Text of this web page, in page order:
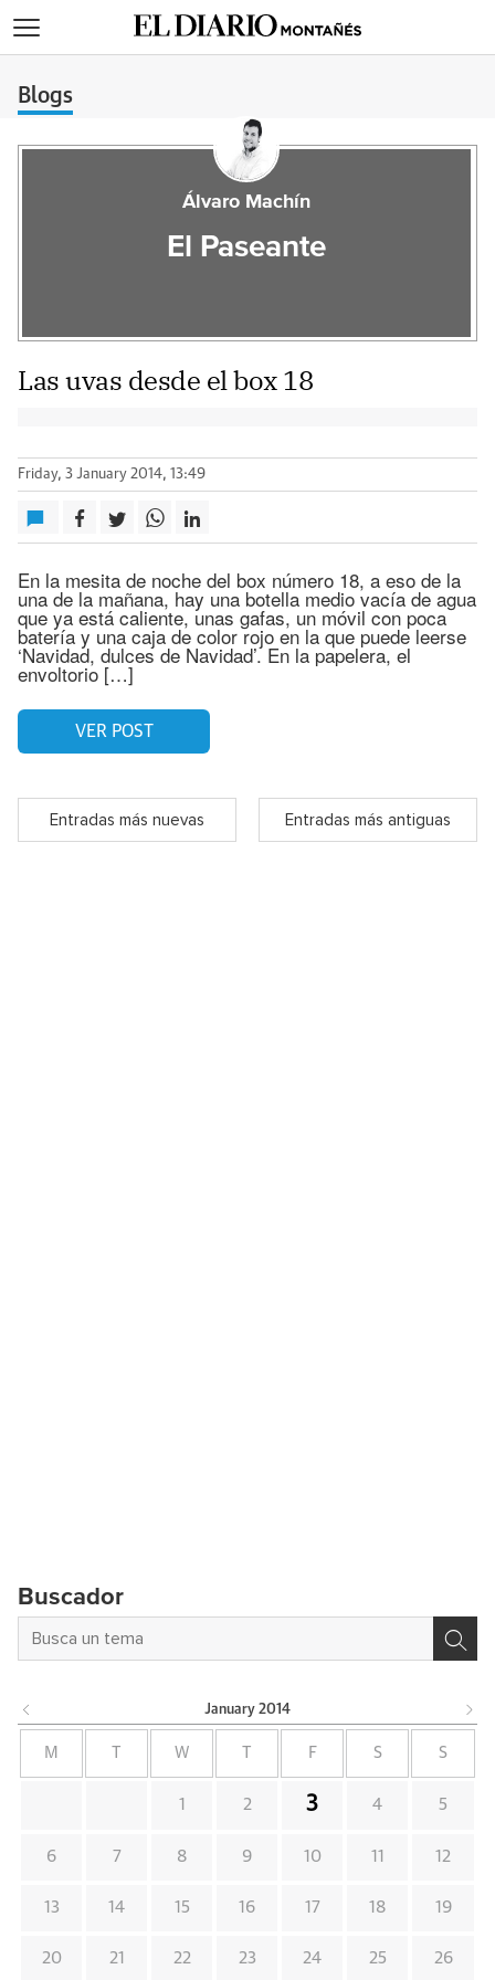
Blogs
Álvaro Machín
El Paseante
Las uvas desde el box 18
Friday, 3 January 2014, 13:49
En la mesita de noche del box número 18, a eso de la
una de la mañana, hay una botella medio vacía de agua
que ya está caliente, unas gafas, un móvil con poca
batería y una caja de color rojo en la que puede leerse
‘Navidad, dulces de Navidad’. En la papelera, el
envoltorio […]
VER POST
Entradas más nuevas Entradas más antiguas
Buscador
January 2014
M W F S S
1 2 3 4 5
6 7 8 9 10 11 12
13 14 15 16 17 18 19
20 21 22 23 24 25 26